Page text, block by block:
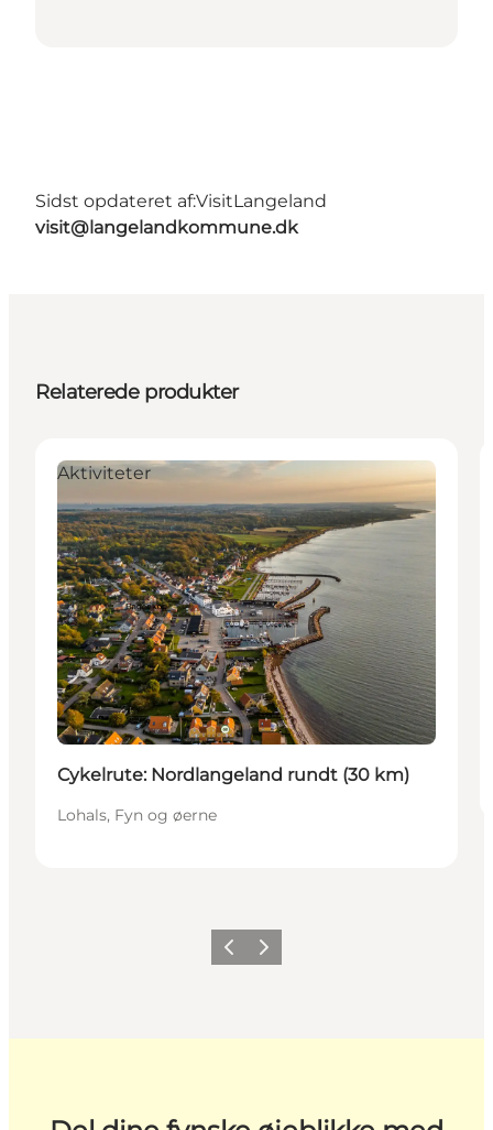
Sidst opdateret af:VisitLangeland
visit@langelandkommune.dk
Relaterede produkter
Aktiviteter
Cykelrute: Nordlangeland rundt (30 km)
Lohals, Fyn og øerne
ForrigeNæste